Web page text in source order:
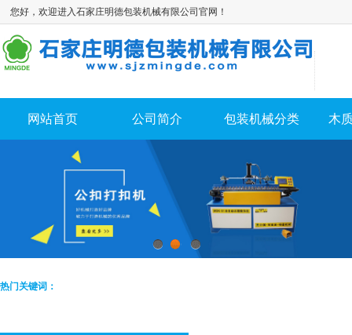
您好，欢迎进入石家庄明德包装机械有限公司官网！
网站首页 公司简介 包装机械分类 木
3
热门关键词：